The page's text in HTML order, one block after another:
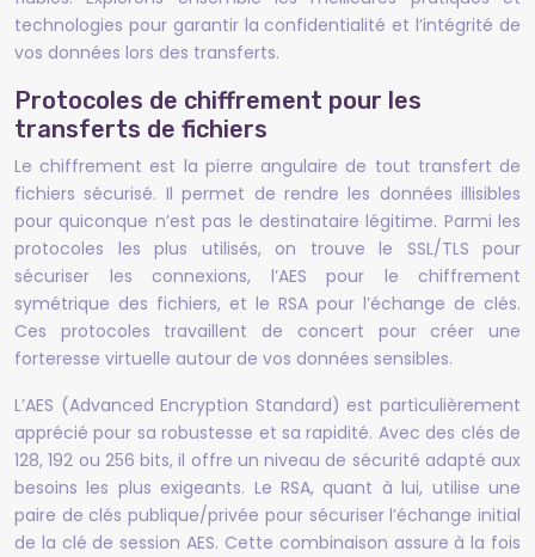
technologies pour garantir la confidentialité et l’intégrité de
vos données lors des transferts.
Protocoles de chiffrement pour les
transferts de fichiers
Le chiffrement est la pierre angulaire de tout transfert de
fichiers sécurisé. Il permet de rendre les données illisibles
pour quiconque n’est pas le destinataire légitime. Parmi les
protocoles les plus utilisés, on trouve le SSL/TLS pour
sécuriser les connexions, l’AES pour le chiffrement
symétrique des fichiers, et le RSA pour l’échange de clés.
Ces protocoles travaillent de concert pour créer une
forteresse virtuelle autour de vos données sensibles.
L’AES (Advanced Encryption Standard) est particulièrement
apprécié pour sa robustesse et sa rapidité. Avec des clés de
128, 192 ou 256 bits, il offre un niveau de sécurité adapté aux
besoins les plus exigeants. Le RSA, quant à lui, utilise une
paire de clés publique/privée pour sécuriser l’échange initial
de la clé de session AES. Cette combinaison assure à la fois